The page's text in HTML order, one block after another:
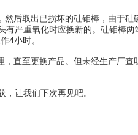
后取出已损坏的硅钼棒，由于硅
有严重氧化时应换新的。硅钼棒两
4小时。
直至更换产品。但未经生产厂查
让我们下次再见吧。